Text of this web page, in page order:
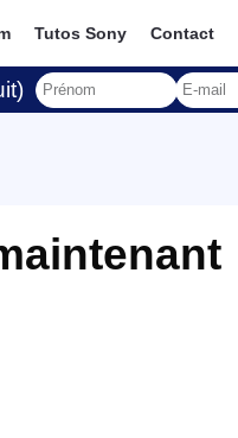
Tutos Sony Contact